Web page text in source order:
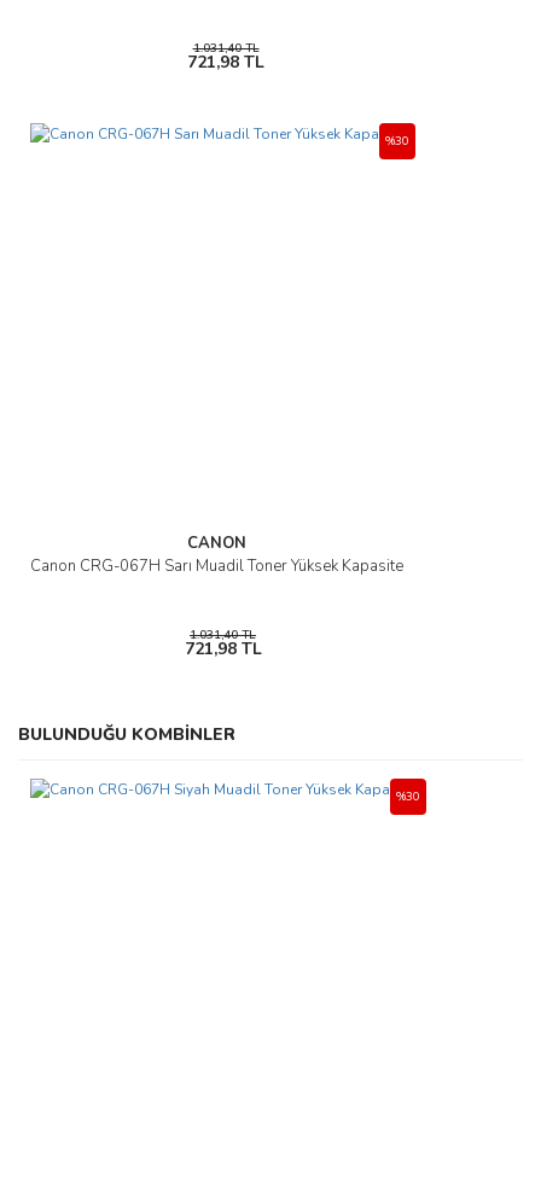
1.031,40 TL
721,98 TL
CANON
Canon CRG-067H Sarı Muadil Toner Yüksek Kapasite
%30
1.031,40 TL
721,98 TL
BULUNDUĞU KOMBİNLER
%30